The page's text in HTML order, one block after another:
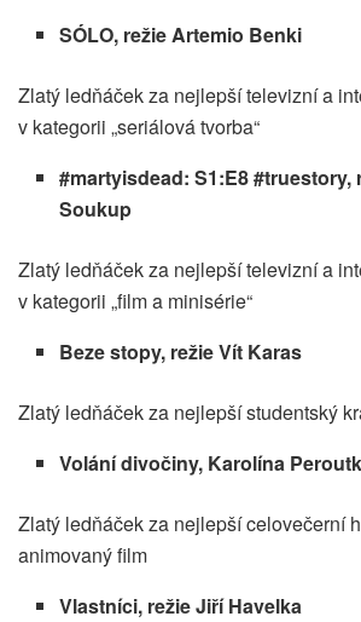
SÓLO, režie Artemio Benki
Zlatý ledňáček za nejlepší televizní a
v kategorii „seriálová tvorba“
#martyisdead: S1:E8 #truestory,
Soukup
Zlatý ledňáček za nejlepší televizní a
v kategorii „film a minisérie“
Beze stopy, režie Vít Karas
Zlatý ledňáček za nejlepší studentský
Volání divočiny, Karolína
Zlatý ledňáček za nejlepší celovečerní
animovaný film
Vlastníci, režie Jiří Havelka